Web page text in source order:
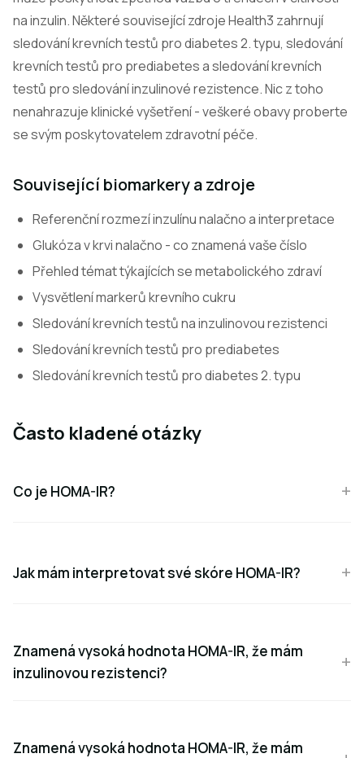
na inzulin. Některé související zdroje Health3 zahrnují
sledování krevních testů pro diabetes 2. typu, sledování
krevních testů pro prediabetesasledování krevních
testů pro sledování inzulinové rezistence. Nic z toho
nenahrazuje klinické vyšetření - veškeré obavy proberte
se svým poskytovatelem zdravotní péče.
Související biomarkery a zdroje
Referenční rozmezí inzulínu nalačno a interpretace
Glukóza v krvi nalačno - co znamená vaše číslo
Přehled témat týkajících se metabolického zdraví
Vysvětlení markerů krevního cukru
Sledování krevních testů na inzulinovou rezistenci
Sledování krevních testů pro prediabetes
Sledování krevních testů pro diabetes 2. typu
Často kladené otázky
Co je HOMA-IR?
Jak mám interpretovat své skóre HOMA-IR?
Znamená vysoká hodnota HOMA-IR, že mám
inzulinovou rezistenci?
Znamená vysoká hodnota HOMA-IR, že mám